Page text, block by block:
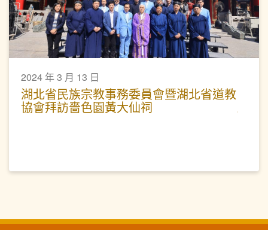
2024 年 3 月 13 日
湖北省民族宗教事務委員會暨湖北省道教
協會拜訪嗇色園黃大仙祠